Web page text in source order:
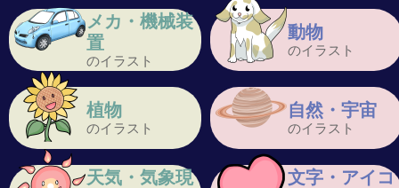
メカ・機械装
置
のイラスト
動物
のイラスト
植物
のイラスト
自然・宇宙
のイラスト
天気・気象現
文字・アイコ